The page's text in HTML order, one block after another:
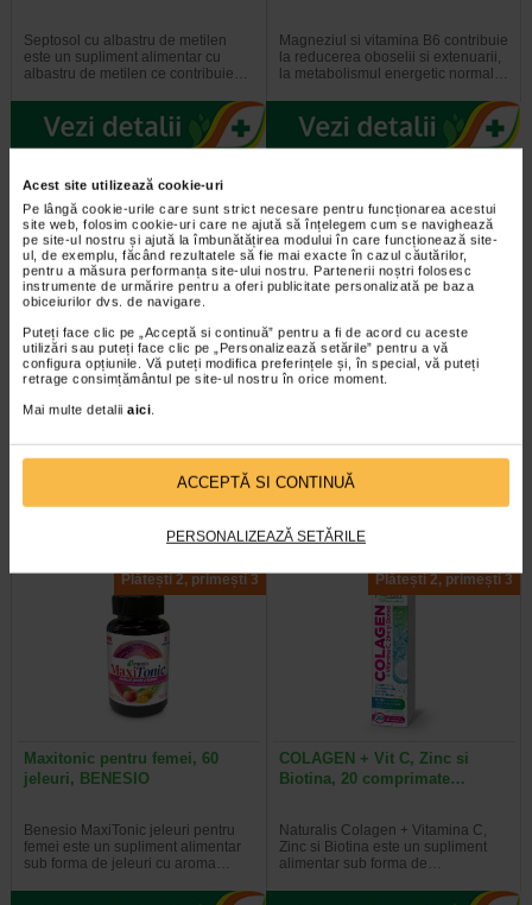
Acest site utilizează cookie-uri
Pe lângă cookie-urile care sunt strict necesare pentru funcționarea acestui
site web, folosim cookie-uri care ne ajută să înțelegem cum se navighează
pe site-ul nostru și ajută la îmbunătățirea modului în care funcționează site-
ul, de exemplu, făcând rezultatele să fie mai exacte în cazul căutărilor,
pentru a măsura performanța site-ului nostru. Partenerii noștri folosesc
instrumente de urmărire pentru a oferi publicitate personalizată pe baza
obiceiurilor dvs. de navigare.
Puteți face clic pe „Acceptă si continuă” pentru a fi de acord cu aceste
utilizări sau puteți face clic pe „Personalizează setările” pentru a vă
configura opțiunile. Vă puteți modifica preferințele și, în special, vă puteți
retrage consimțământul pe site-ul nostru în orice moment.
Mai multe detalii aici.
ACCEPTĂ SI CONTINUĂ
PERSONALIZEAZĂ SETĂRILE
Septosol cu albastru de metilen
este un supliment alimentar cu
albastru de metilen ce contribuie…
Magneziul si vitamina B6 contribuie
la reducerea oboselii si extenuarii,
la metabolismul energetic normal…
-25% Preț întreg: 57.50 Lei
Preț redus: 43.13 Lei
Minoxicapil, 30 capsule,
DOCTOR FITERMAN
Maxitonic pentru barbati, 60
jeleuri, BENESIO
sub forma de jeleuri cu aroma…
Plătești 2, primești 3
Maxitonic pentru femei, 60
jeleuri, BENESIO
Benesio MaxiTonic jeleuri pentru
femei este un supliment alimentar
sub forma de jeleuri cu aroma…
Plătești 2, primești 3
COLAGEN + Vit C, Zinc si
Biotina, 20 comprimate…
Naturalis Colagen + Vitamina C,
Zinc si Biotina este un supliment
alimentar sub forma de…